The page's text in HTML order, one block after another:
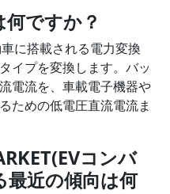
ですか？
に搭載される電力変換
イプを変換します。バッ
電流を、車載電子機器や
ための低電圧直流電流ま
コンバ
最近の傾向は何